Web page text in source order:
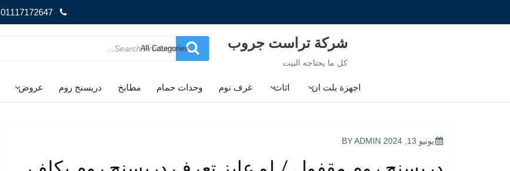
01117172647
شركة تراست جروب
كل ما يحتاجه البيت
Search
for
اجهزة بلت ان اثاث غرف نوم وحدات حمام مطابخ دريسنج روم عروض
POSTED
يونيو 13, 2024 ADMIN